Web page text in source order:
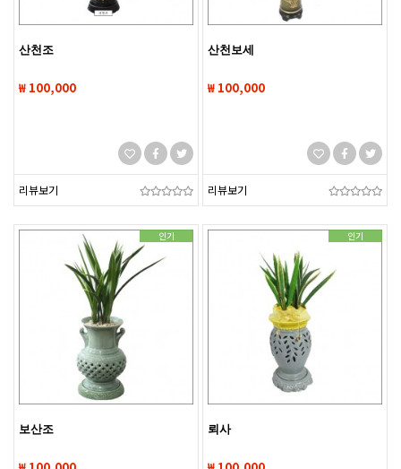
산천조
₩ 100,000
리뷰보기
산천보세
₩ 100,000
리뷰보기
인기
보산조
인기
뢰사